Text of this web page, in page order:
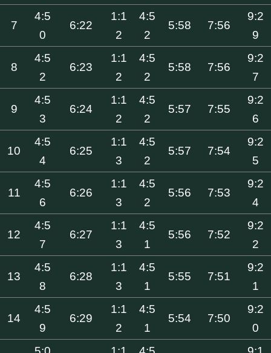
7
4:5
0
6:22
1:1
2
4:5
2
5:58 7:56
9:2
9
8
4:5
2
6:23
1:1
2
4:5
2
5:58 7:56
9:2
7
9
4:5
3
6:24
1:1
2
4:5
2
5:57 7:55
9:2
6
10
4:5
4
6:25
1:1
3
4:5
2
5:57 7:54
9:2
5
11
4:5
6
6:26
1:1
3
4:5
2
5:56 7:53
9:2
4
12
4:5
7
6:27
1:1
3
4:5
1
5:56 7:52
9:2
2
13
4:5
8
6:28
1:1
3
4:5
1
5:55 7:51
9:2
1
14
4:5
9
6:29
1:1
2
4:5
1
5:54 7:50
9:2
0